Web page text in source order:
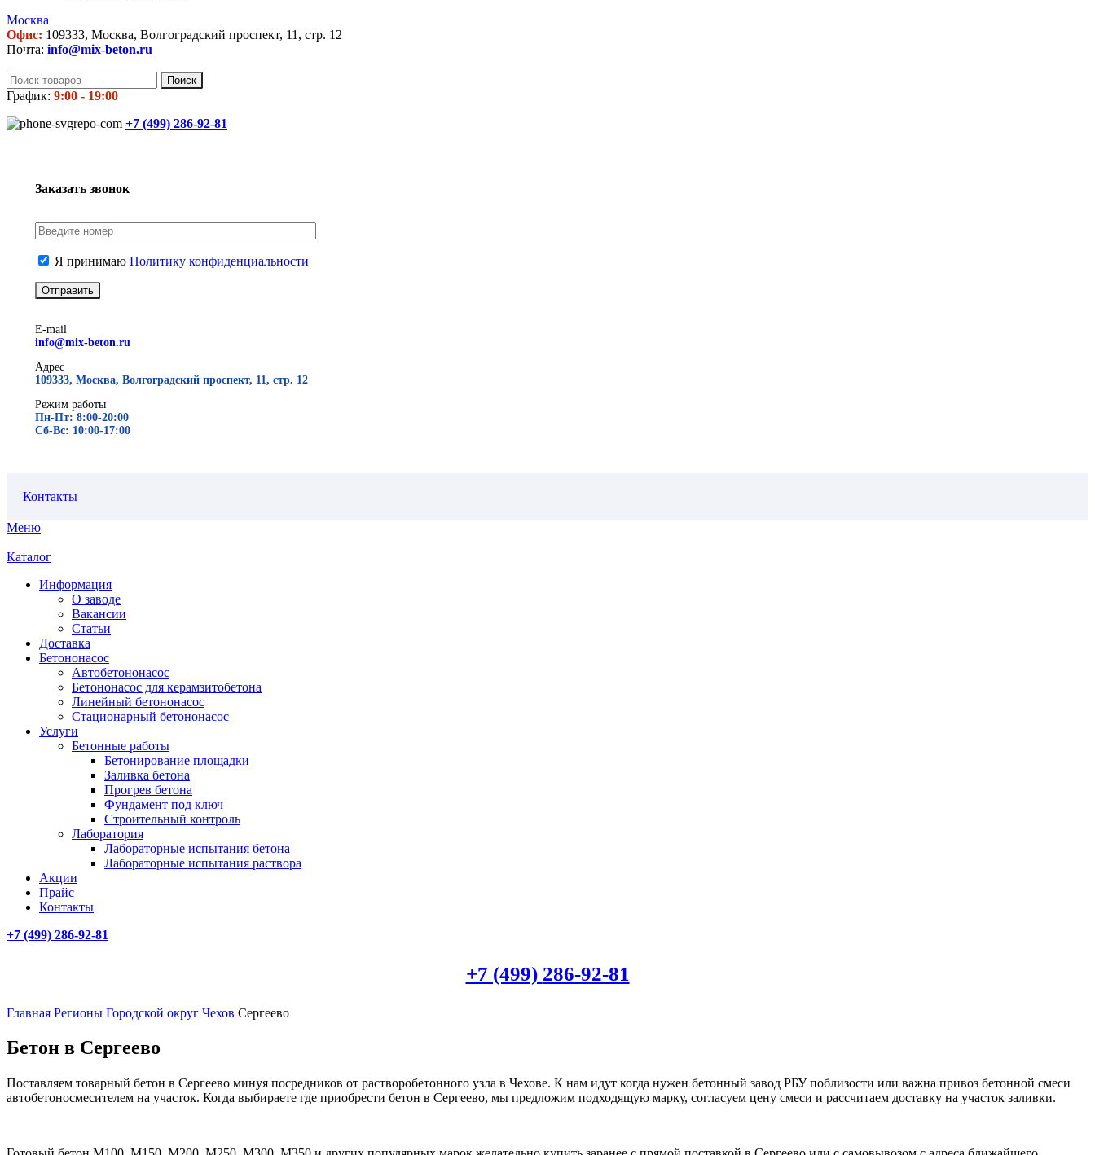
Москва
Офис: 109333, Москва, Волгоградский проспект, 11, стр. 12
Почта: info@mix-beton.ru
Поиск
График: 9:00 - 19:00
+7 (499) 286-92-81
Заказать звонок
Я принимаю Политику конфиденциальности
E-mail
info@mix-beton.ru
Адрес
109333, Москва, Волгоградский проспект, 11, стр. 12
Режим работы
Пн-Пт: 8:00-20:00
Сб-Вс: 10:00-17:00
Контакты
Меню
Каталог
Информация
О заводе
Вакансии
Статьи
Доставка
Бетононасос
Автобетононасос
Бетононасос для керамзитобетона
Линейный бетононасос
Стационарный бетононасос
Услуги
Бетонные работы
Бетонирование площадки
Заливка бетона
Прогрев бетона
Фундамент под ключ
Строительный контроль
Лаборатория
Лабораторные испытания бетона
Лабораторные испытания раствора
Акции
Прайс
Контакты
+7 (499) 286-92-81
+7 (499) 286-92-81
Главная Регионы Городской округ Чехов Сергеево
Бетон в Сергеево
Поставляем товарный бетон в Сергеево минуя посредников от растворобетонного узла в Чехове. К нам идут когда нужен бетонный завод РБУ поблизости или важна привоз бетонной смеси
автобетоносмесителем на участок. Когда выбираете где приобрести бетон в Сергеево, мы предложим подходящую марку, согласуем цену смеси и рассчитаем доставку на участок заливки.